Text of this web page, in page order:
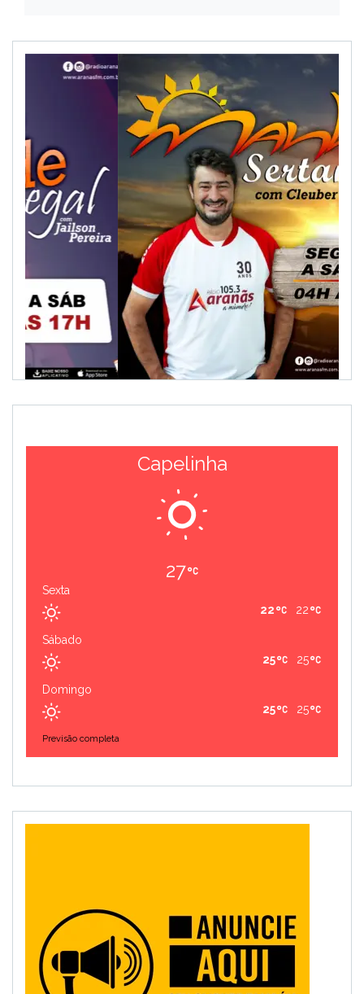
Capelinha
27
Sexta
22
22
Sábado
25
25
Domingo
25
25
Previsão completa